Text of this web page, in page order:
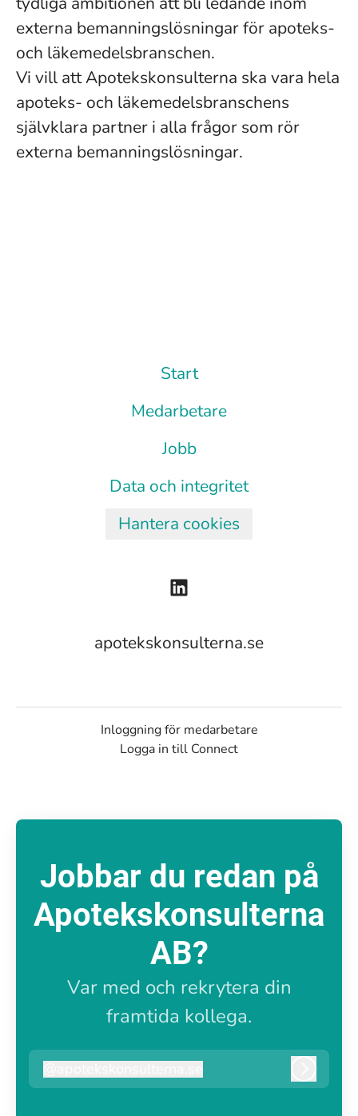
externa bemanningslösningar för apoteks-
och läkemedelsbranschen.
Vi vill att Apotekskonsulterna ska vara hela
apoteks- och läkemedelsbranschens
självklara partner i alla frågor som rör
externa bemanningslösningar.
Start
Medarbetare
Jobb
Data och integritet
Hantera cookies
apotekskonsulterna.se
Inloggning för medarbetare
Logga in till Connect
Jobbar du redan på
Apotekskonsulterna
AB?
Var med och rekrytera din
framtida kollega.
apotekskonsulterna.se